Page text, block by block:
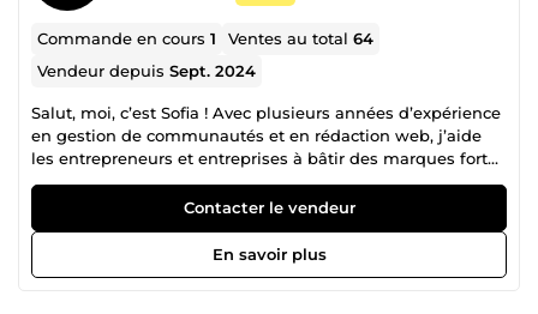
Commande en cours1 Ventes au total64
Vendeur depuisSept. 2024
Salut, moi, c’est Sofia ! Avec plusieurs années d’expérience
en gestion de communautés et en rédaction web, j’aide
les entrepreneurs et entreprises à bâtir des marques fortes
et à engager leurs audiences de manière authentique et
impactante. Spécialiste certifiée dans mon domaine, je
maîtrise des outils et techniques performants pour animer
vos réseaux sociaux, créer des stratégies éditoriales
percutantes, et rédiger des contenus optimisés qui
Contacter le vendeur
En savoir plus